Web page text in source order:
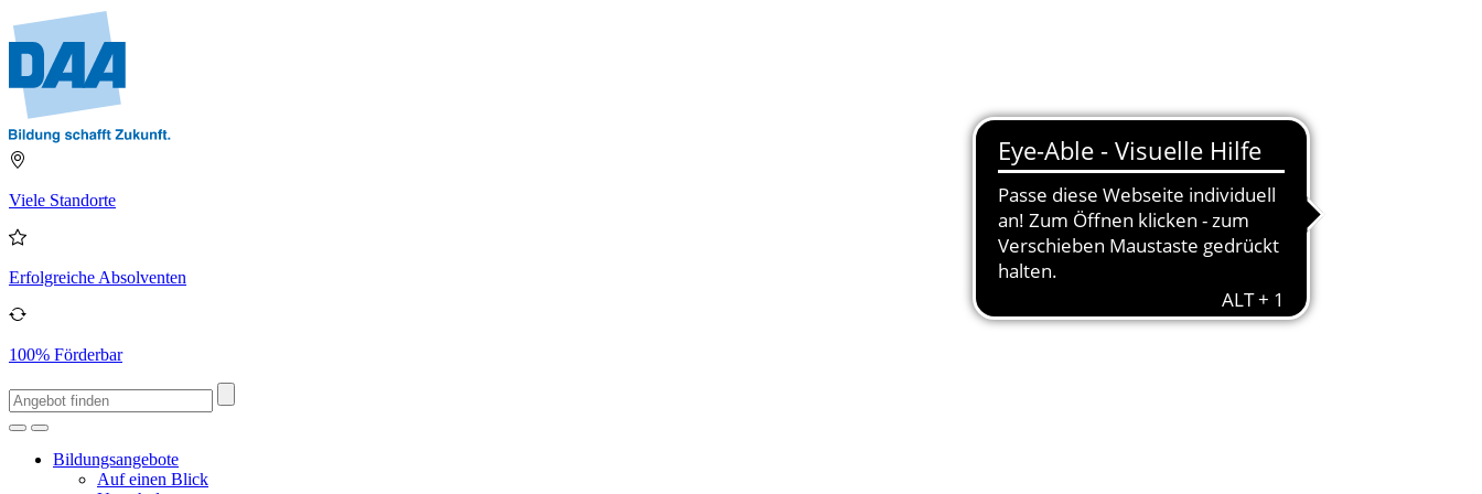
Viele Standorte
Erfolgreiche Absolventen
100% Förderbar
Bildungsangebote
Auf einen Blick